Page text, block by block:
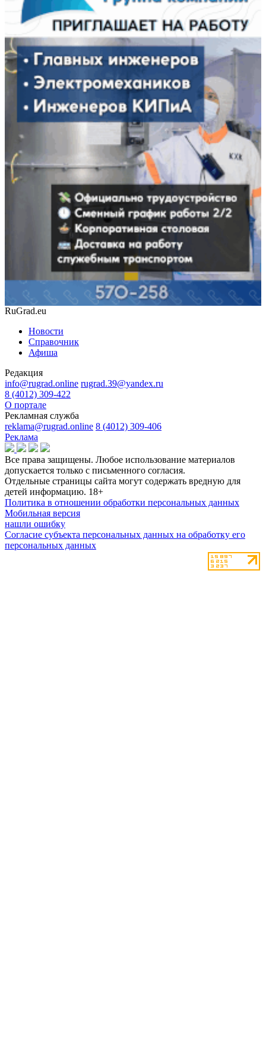
RuGrad.eu
Новости
Справочник
Афиша
Редакция
info@rugrad.online rugrad.39@yandex.ru
8 (4012) 309-422
О портале
Рекламная служба
reklama@rugrad.online 8 (4012) 309-406
Реклама
Все права защищены. Любое использование материалов
допускается только с письменного согласия.
Отдельные страницы сайта могут содержать вредную для
детей информацию. 18+
Политика в отношении обработки персональных данных
Мобильная версия
нашли ошибку
Согласие субъекта персональных данных на обработку его
персональных данных